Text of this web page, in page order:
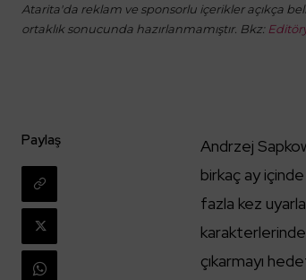
Atarita'da reklam ve sponsorlu içerikler açıkça
ortaklık sonucunda hazırlanmamıştır. Bkz:
Paylaş Andrzej
birkaç ay
fazla kez
çıkarmayı